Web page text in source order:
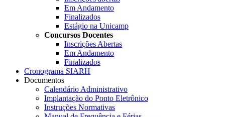
Em Andamento
Finalizados
Estágio na Unicamp
Concursos Docentes
Inscrições Abertas
Em Andamento
Finalizados
Cronograma SIARH
Documentos
Calendário Administrativo
Implantação do Ponto Eletrônico
Instruções Normativas